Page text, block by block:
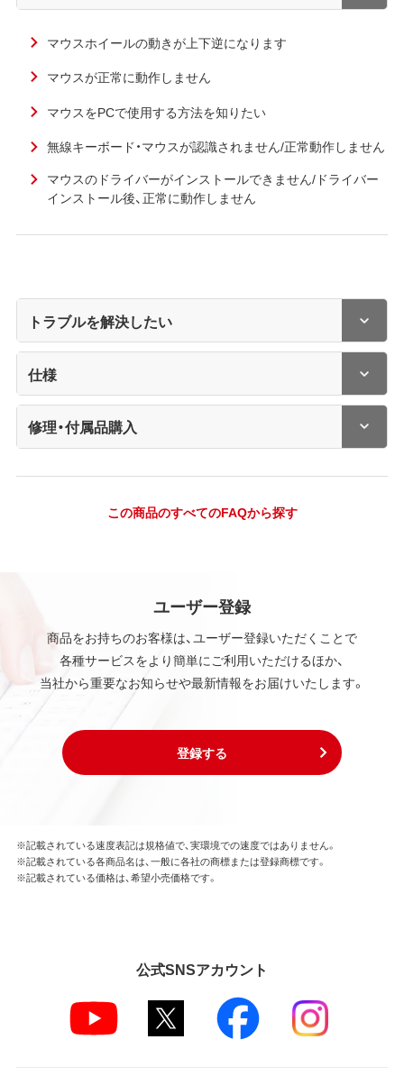
マウスホイールの動きが上下逆になります
マウスが正常に動作しません
マウスをPCで使用する方法を知りたい
無線キーボード・マウスが認識されません/正常動作しません
マウスのドライバーがインストールできません/ドライバー
インストール後、正常に動作しません
トラブルを解決したい
仕様
修理・付属品購入
この商品のすべてのFAQから探す
ユーザー登録
商品をお持ちのお客様は、ユーザー登録いただくことで
各種サービスをより簡単にご利用いただけるほか、
当社から重要なお知らせや最新情報をお届けいたします。
登録する
※記載されている速度表記は規格値で、実環境での速度ではありません。
※記載されている各商品名は、一般に各社の商標または登録商標です。
※記載されている価格は、希望小売価格です。
公式SNSアカウント